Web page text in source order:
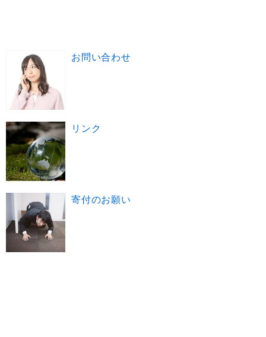
お問い合わせ
リンク
寄付のお願い